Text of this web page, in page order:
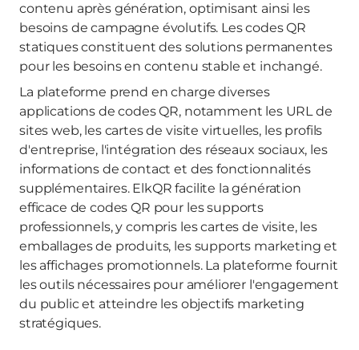
contenu après génération, optimisant ainsi les
besoins de campagne évolutifs. Les codes QR
statiques constituent des solutions permanentes
pour les besoins en contenu stable et inchangé.
La plateforme prend en charge diverses
applications de codes QR, notamment les URL de
sites web, les cartes de visite virtuelles, les profils
d'entreprise, l'intégration des réseaux sociaux, les
informations de contact et des fonctionnalités
supplémentaires. ElkQR facilite la génération
efficace de codes QR pour les supports
professionnels, y compris les cartes de visite, les
emballages de produits, les supports marketing et
les affichages promotionnels. La plateforme fournit
les outils nécessaires pour améliorer l'engagement
du public et atteindre les objectifs marketing
stratégiques.